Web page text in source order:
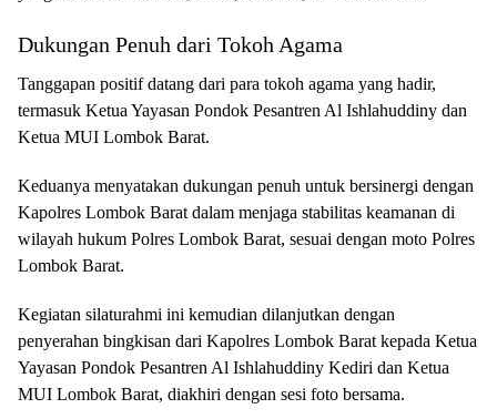
Dukungan Penuh dari Tokoh Agama
Tanggapan positif datang dari para tokoh agama yang hadir,
termasuk Ketua Yayasan Pondok Pesantren Al Ishlahuddiny dan
Ketua MUI Lombok Barat.
Keduanya menyatakan dukungan penuh untuk bersinergi dengan
Kapolres Lombok Barat dalam menjaga stabilitas keamanan di
wilayah hukum Polres Lombok Barat, sesuai dengan moto Polres
Lombok Barat.
Kegiatan silaturahmi ini kemudian dilanjutkan dengan
penyerahan bingkisan dari Kapolres Lombok Barat kepada Ketua
Yayasan Pondok Pesantren Al Ishlahuddiny Kediri dan Ketua
MUI Lombok Barat, diakhiri dengan sesi foto bersama.